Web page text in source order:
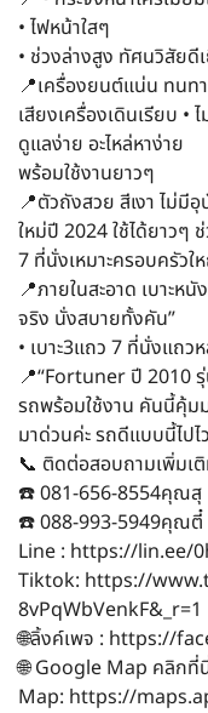
• ไฟหน้าใสๆ
• ช่วงล่างสูง ทัศนวิสัยดี
📍เครื่องยนต์แน่น ทนท
เสียงเครื่องเดินเรียบ
ดูแลง่าย อะไหล่หาง่าย
พร้อมใช้งานยาวๆ
📍ตัวถังสวย สีเงา ไม่มี
ใหม่ปี 2024 ใช้ได้ยาวๆ
7 ที่นั่งเหมาะครอบครัวใ
📍ภายในสะอาด เบาะ
จริง นั่งสบายทั้งคัน”
• เบาะ3แถว 7 ที่นั่งแถ
📍“Fortuner ปี 2010
รถพร้อมใช้งาน คันนี้คุ้ม
มาด่วนค่ะ รถดีแบบนี้ไป
📞 ติดต่อสอบถามเพิ่มเ
☎️ 081-656-8554คุณสุ
☎️ 088-993-5949คุณตี๋
Line : https://lin.ee/
Tiktok: https://
8vPqWbVenkF&_r=1
🌐ลิ้งค์เพจ : https://
🌐 Google Map คลิกที่
Map: https://